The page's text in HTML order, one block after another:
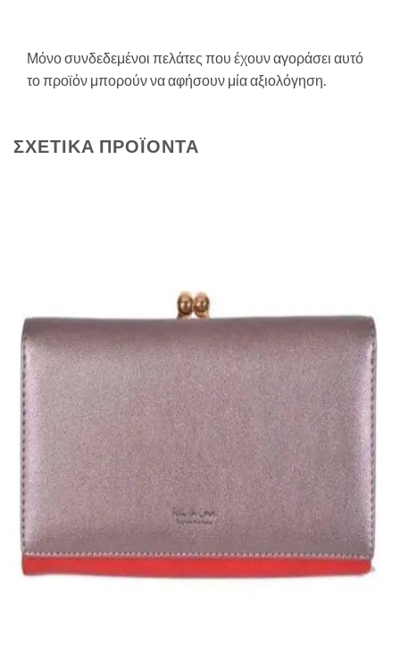
Μόνο συνδεδεμένοι πελάτες που έχουν αγοράσει αυτό
το προϊόν μπορούν να αφήσουν μία αξιολόγηση.
ΣΧΕΤΙΚΆ ΠΡΟΪΌΝΤΑ
Quick View